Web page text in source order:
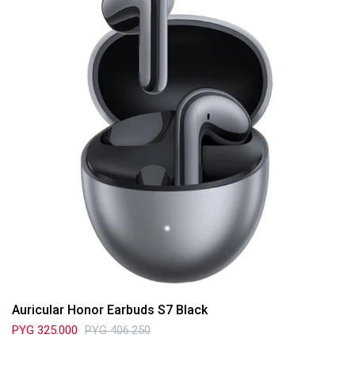
Auricular Honor Earbuds S7 Black
PYG 325.000 PYG 406.250